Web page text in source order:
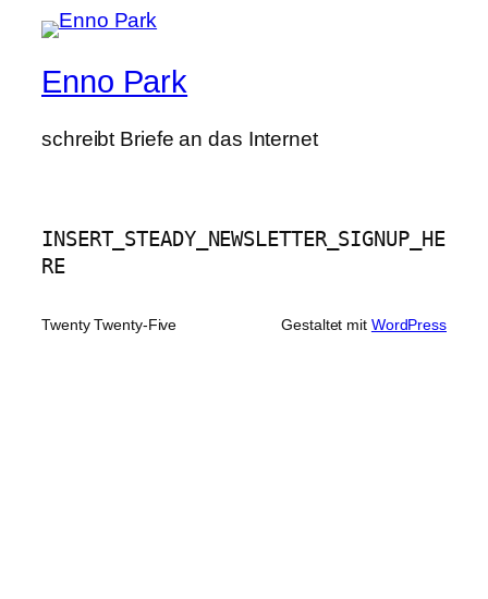
Enno Park
schreibt Briefe an das Internet
INSERT_STEADY_NEWSLETTER_SIGNUP_HE
RE
Twenty Twenty-Five Gestaltet mit WordPress